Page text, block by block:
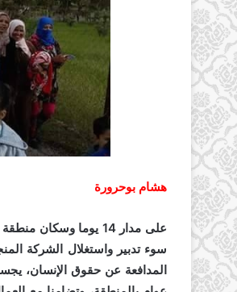
هشام بوحرورة
على مدار 14 يوما
سوء تدبير واستغلال الشركة
المدافعة عن حقوق الإنسان،